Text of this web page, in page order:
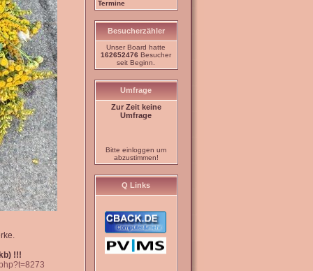
!!!
Termine
Besucherzähler
Unser Board hatte
162652476 Besucher
seit Beginn.
Umfrage
Zur Zeit keine
Umfrage
Bitte einloggen um
abzustimmen!
Q Links